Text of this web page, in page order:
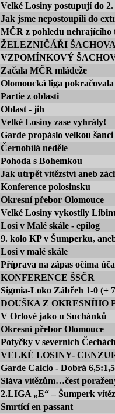
Velké Losiny postupují do
Jak jsme nepostoupili do
MČR z pohledu nehrajícího
ŽELEZNIČÁŘI
VZPOMÍNKOVÝ
Začala MČR mládeže
Olomoucká liga
Partie z oblasti
Oblast - jih
Velké Losiny zase vyhrály!
Garde propáslo velkou šanci
Černobílá neděle
Pohoda s Bohemkou
Jak utrpět vítězství aneb
Konference polosinsku
Okresní přebor Olomouce
Velké Losiny vykostily
Losi v Malé skále - epilog
9. kolo KP v Šumperku,
Losi v malé skále
Příprava na zápas očima
KONFERENCE ŠSČR
Sigmia-Loko Zábřeh 1-0 (+
DOUŠKA Z OKRESNÍHO
V Orlové jako u Suchánků
Okresní přebor Olomouce
Potyčky v severních
VELKÉ LOSINY-
Garde Calcio - Dobrá 6,5:1,5
Sláva vítězům…čest
2.LIGA „E“ – Šumperk
Smrtící en passant